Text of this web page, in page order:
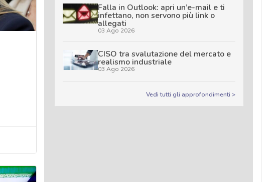
Falla in Outlook: apri un’e-mail e ti
infettano, non servono più link o
allegati
03 Ago 2026
CISO tra svalutazione del mercato e
realismo industriale
03 Ago 2026
Vedi tutti gli approfondimenti >